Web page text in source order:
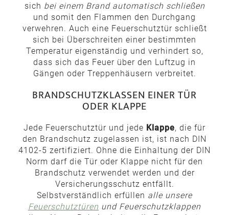
sich bei einem Brand automatisch schließen
und somit den Flammen den Durchgang
verwehren. Auch eine Feuerschutztür schließt
sich bei Überschreiten einer bestimmten
Temperatur eigenständig und verhindert so,
dass sich das Feuer über den Luftzug in
Gängen oder Treppenhäusern verbreitet.
BRANDSCHUTZKLASSEN EINER TÜR
ODER KLAPPE
Jede Feuerschutztür und jede Klappe, die für
den Brandschutz zugelassen ist, ist nach DIN
4102-5 zertifiziert. Ohne die Einhaltung der DIN
Norm darf die Tür oder Klappe nicht für den
Brandschutz verwendet werden und der
Versicherungsschutz entfällt.
Selbstverständlich erfüllen alle unsere
Feuerschutztüren und Feuerschutzklappen